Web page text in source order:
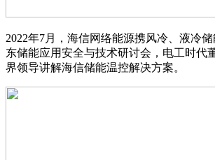
2022年7月，海信网络能源携风冷、液冷
东储能应用安全与技术研讨会，电工时代
界领导讲解海信储能温控解决方案。